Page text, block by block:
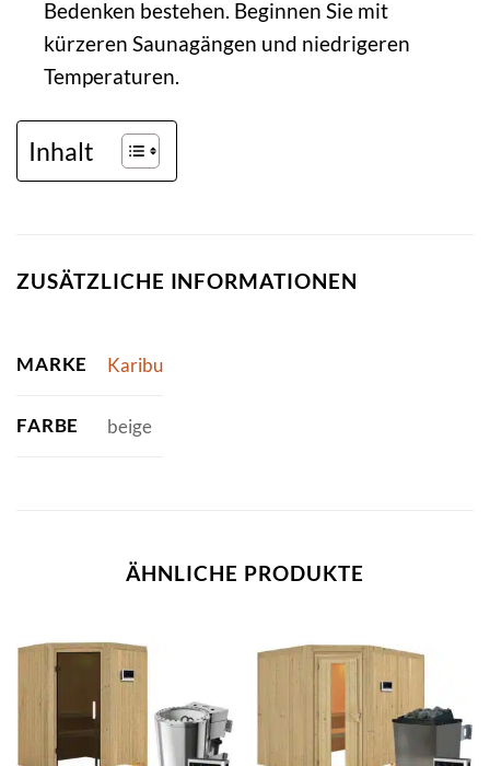
Bedenken bestehen. Beginnen Sie mit
kürzeren Saunagängen und niedrigeren
Temperaturen.
Inhalt
ZUSÄTZLICHE INFORMATIONEN
MARKE Karibu
FARBE beige
ÄHNLICHE PRODUKTE